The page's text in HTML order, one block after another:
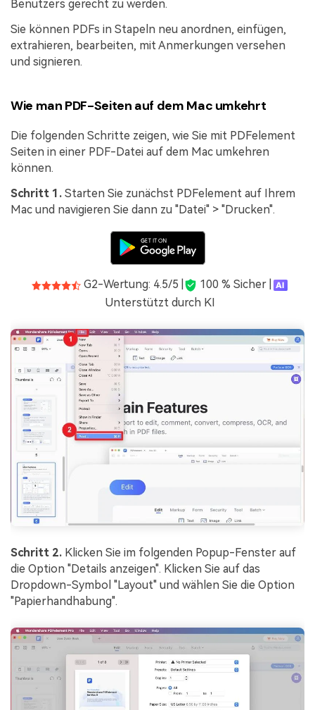
Benutzers gerecht zu werden.
Sie können PDFs in Stapeln neu anordnen, einfügen,
extrahieren, bearbeiten, mit Anmerkungen versehen
und signieren.
Wie man PDF-Seiten auf dem Mac umkehrt
Die folgenden Schritte zeigen, wie Sie mit PDFelement
Seiten in einer PDF-Datei auf dem Mac umkehren
können.
Schritt 1. Starten Sie zunächst PDFelement auf Ihrem
Mac und navigieren Sie dann zu "Datei" > "Drucken".
G2-Wertung: 4.5/5 |
100 % Sicher |
Unterstützt durch KI
Schritt 2. Klicken Sie im folgenden Popup-Fenster auf
die Option "Details anzeigen". Klicken Sie auf das
Dropdown-Symbol "Layout" und wählen Sie die Option
"Papierhandhabung".